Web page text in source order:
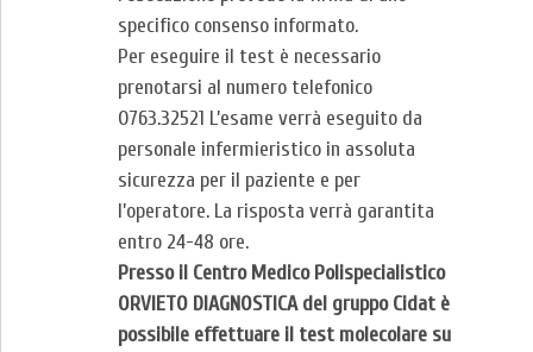
specifico consenso informato.
Per eseguire il test è necessario
prenotarsi al numero telefonico
0763.32521 L’esame verrà eseguito da
personale infermieristico in assoluta
sicurezza per il paziente e per
l’operatore. La risposta verrà garantita
entro 24-48 ore.
Presso il Centro Medico Polispecialistico
ORVIETO DIAGNOSTICA del gruppo Cidat è
possibile effettuare il test molecolare su